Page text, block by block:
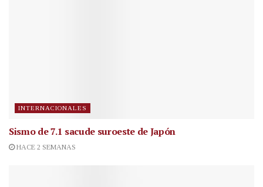
INTERNACIONALES
Sismo de 7.1 sacude suroeste de Japón
HACE 2 SEMANAS